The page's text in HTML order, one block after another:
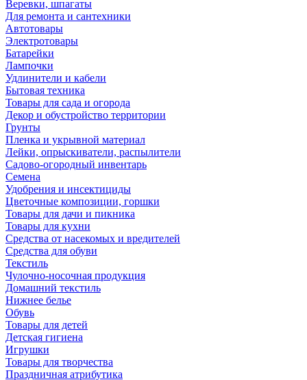
Веревки, шпагаты
Для ремонта и сантехники
Автотовары
Электротовары
Батарейки
Лампочки
Удлинители и кабели
Бытовая техника
Товары для сада и огорода
Декор и обустройство территории
Грунты
Пленка и укрывной материал
Лейки, опрыскиватели, распылители
Садово-огородный инвентарь
Семена
Удобрения и инсектициды
Цветочные композиции, горшки
Товары для дачи и пикника
Товары для кухни
Средства от насекомых и вредителей
Средства для обуви
Текстиль
Чулочно-носочная продукция
Домашний текстиль
Нижнее белье
Обувь
Товары для детей
Детская гигиена
Игрушки
Товары для творчества
Праздничная атрибутика